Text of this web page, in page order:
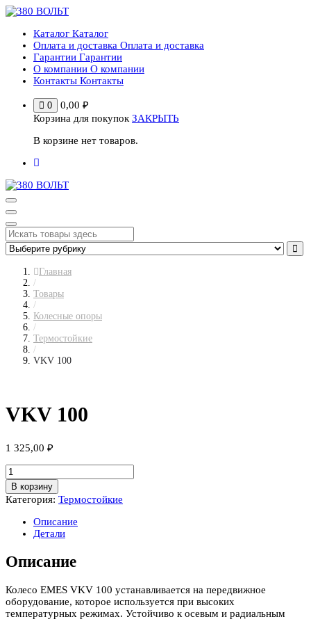
Перейти
содержимому
Каталог Каталог
Оплата и доставка Оплата и доставка
Гарантии Гарантии
О компании О компании
Контакты Контакты
0 0,00 ₽
Корзина для покупок ЗАКРЫТЬ
В корзине нет товаров.
Главная
/
Товары
/
Колесные опоры
/
Термостойкие
/
VKV 100
VKV 100
1 325,00 ₽
Количество
товара
VKV
100
В корзину
Категория: Термостойкие
Описание
Детали
Описание
Колесо EMES VKV 100 устанавливается на передвижное
оборудование, которое используется при высоких
температурных режимах. Устойчиво к осевым и радиальным